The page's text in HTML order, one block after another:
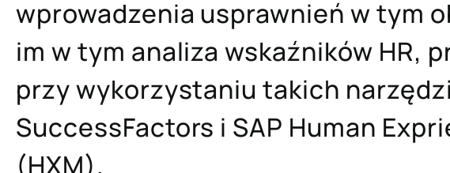
wprowadzenia usprawnień w tym
im w tym analiza wskaźników HR,
przy wykorzystaniu takich
SuccessFactors i SAP Human
(HXM).